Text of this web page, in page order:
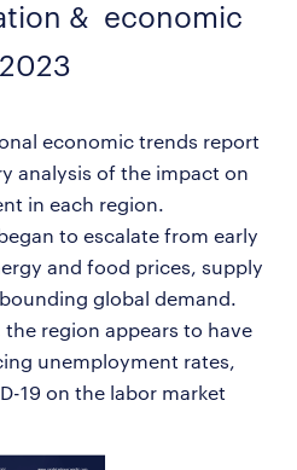
& economic
economic trends report
analysis of the impact on
in each region.
to escalate from early
and food prices, supply
global demand.
region appears to have
unemployment rates,
19 on the labor market